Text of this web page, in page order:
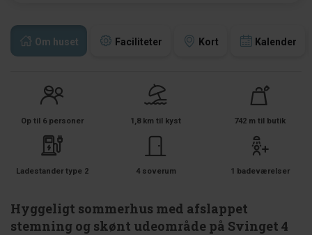
Om huset Faciliteter Kort Kalender
Op til 6 personer 1,8 km til kyst 742 m til butik
Ladestander type 2 4 soverum 1 badeværelser
Hyggeligt sommerhus med afslappet
stemning og skønt udeområde på Svinget 4